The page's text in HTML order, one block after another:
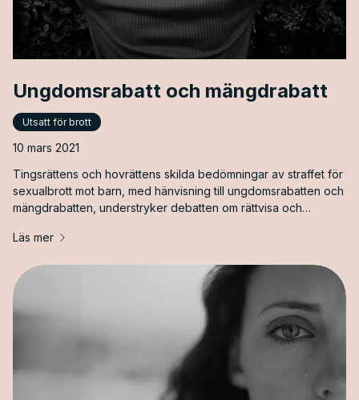
Ungdomsrabatt och mängdrabatt
Utsatt för brott
10 mars 2021
Tingsrättens och hovrättens skilda bedömningar av straffet för
sexualbrott mot barn, med hänvisning till ungdomsrabatten och
mängdrabatten, understryker debatten om rättvisa och
Läs mer